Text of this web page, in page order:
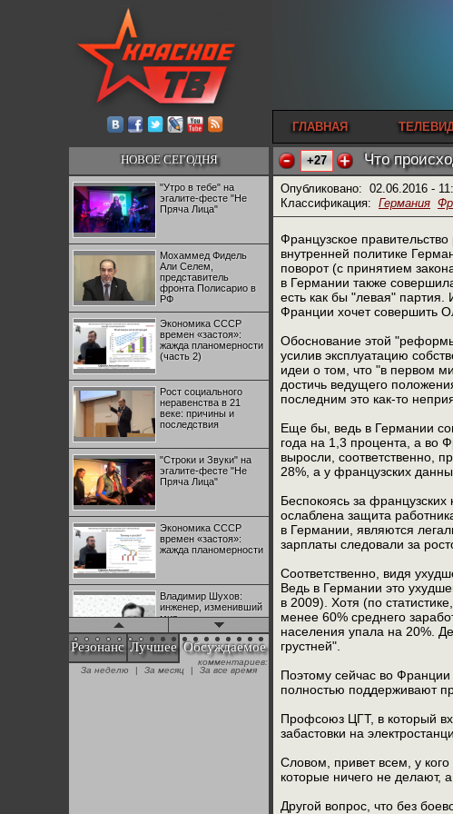
ГЛАВНАЯ
НОВОЕ СЕГОДНЯ
"Утро в тебе" на
эгалите-фесте "Не
Пряча Лица"
Мохаммед Фидель
Али Селем,
представитель
фронта Полисарио в
РФ
Экономика СССР
времен «застоя»:
жажда планомерности
(часть 2)
Рост социального
неравенства в 21
веке: причины и
последствия
"Строки и Звуки" на
эгалите-фесте "Не
Пряча Лица"
Экономика СССР
времен «застоя»:
жажда планомерности
Владимир Шухов:
инженер, изменивший
мир
"Аркадий Коц" на
эгалите-фесте "Не
Резонанс Лучшее Обсуждаемое
комментариев:
За неделю
| За месяц | За все время
+27 Что
Опубликовано: 02.06.2016 -
Классификация: Германия
Французское
внутренней политике
поворот (с принятием
в Германии также
есть как бы "левая" партия.
Франции хочет совершить
Обоснование этой
усилив эксплуатацию
идеи о том, что "в первом
достичь ведущего
последним это как-то
Еще бы, ведь в Германии
года на 1,3 процента, а во
выросли, соответственно,
28%, а у французских
Беспокоясь за
ослаблена защита
в Германии, являются
зарплаты следовали за
Соответственно, видя
Ведь в Германии это
в 2009). Хотя (по
менее 60% среднего
населения упала на 20%.
грустней".
Поэтому сейчас во
полностью поддерживают
Профсоюз ЦГТ, в который
забастовки на
Словом, привет всем, у
которые ничего не делают,
Другой вопрос, что без